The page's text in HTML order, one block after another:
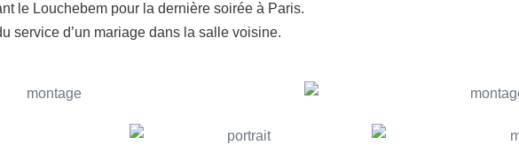
le Louchebem pour la dernière soirée à Paris.
service d’un mariage dans la salle voisine.